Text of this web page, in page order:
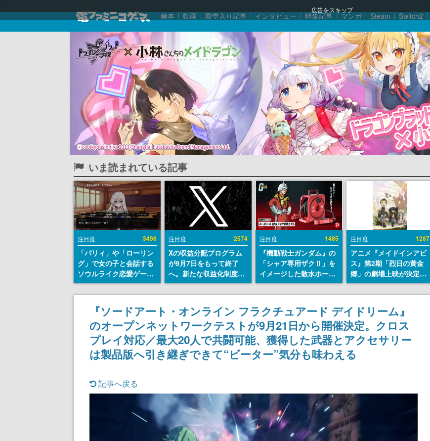
広告をスキップ
赫本 動画 殿堂入り記事 インタビュー 特集記事 マンガ Steam Switch2
いま読まれている記事
注目度 3498
「パリィ」や「ローリン
グ」で女の子と会話する
ソウルライク恋愛ゲーム
『小早川さんはソウルラ
イク』無料公開。返事に
失敗すると「YOU
DIED」
注目度 2574
Xの収益分配プログラム
が9月7日をもって終了
へ。新たな収益化制度
「Original Content
Rewards Program」を
注目度 1485
『機動戦士ガンダム』の
「シャア専用ザクⅡ」を
イメージした散水ホース
リールが予約開始。本体
にはシャアのパーソナル
マークやジオン公国軍の
エンブレム、型式番号な
どを配置
注目度 1287
アニメ『メイドインアビ
ス』第2期「烈日の黄金
郷」の劇場上映が決定！
レグ役・伊瀬茉莉也さん
らが登壇する舞台挨拶も
実施
『ソードアート・オンライン フラクチュアード デイドリーム』
のオープンネットワークテストが9月21日から開催決定。クロス
プレイ対応／最大20人で共闘可能、獲得した武器とアクセサリー
は製品版へ引き継ぎできて“ビーター”気分も味わえる
記事へ戻る